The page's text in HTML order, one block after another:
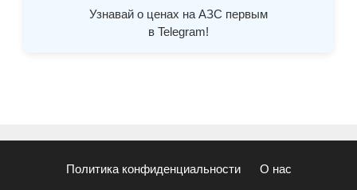
Узнавай о ценах на АЗС первым
в Telegram!
Политика конфиденциальности О нас